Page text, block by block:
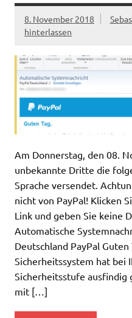
8. November 2018
hinterlassen
Am Donnerstag, den 08.
unbekannte Dritte die
Sprache versendet.
nicht von PayPal! Klicken
Link und geben Sie keine
Automatische
Deutschland PayPal
Sicherheitssystem hat bei
Sicherheitsstufe ausfindig
mit […]